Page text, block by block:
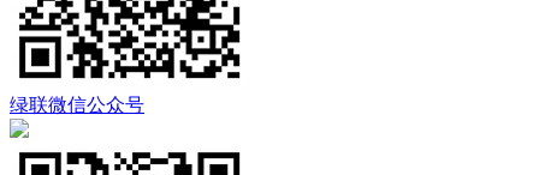
绿联微信公众号